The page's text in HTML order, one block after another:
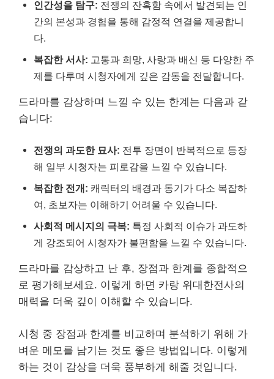
인간성을 탐구: 전쟁의 잔혹함 속에서 발견되는 인
간의 본성과 경험을 통해 감정적 연결을 제공합니
다.
복잡한 서사: 고통과 희망, 사랑과 배신 등 다양한 주
제를 다루며 시청자에게 깊은 감동을 전달합니다.
드라마를 감상하며 느낄 수 있는 한계는 다음과 같
습니다:
전쟁의 과도한 묘사: 전투 장면이 반복적으로 등장
해 일부 시청자는 피로감을 느낄 수 있습니다.
복잡한 전개: 캐릭터의 배경과 동기가 다소 복잡하
여, 초보자는 이해하기 어려울 수 있습니다.
사회적 메시지의 극복: 특정 사회적 이슈가 과도하
게 강조되어 시청자가 불편함을 느낄 수 있습니다.
드라마를 감상하고 난 후, 장점과 한계를 종합적으
로 평가해보세요. 이렇게 하면 카랑 위대한전사의
매력을 더욱 깊이 이해할 수 있습니다.
시청 중 장점과 한계를 비교하며 분석하기 위해 가
벼운 메모를 남기는 것도 좋은 방법입니다. 이렇게
하는 것이 감상을 더욱 풍부하게 해줄 것입니다.